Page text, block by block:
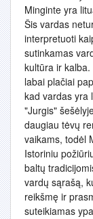
Minginte yra
Šis vardas
interpretuoti
sutinkamas
kultūra ir
labai plačiai
kad vardas yra
"Jurgis"
daugiau tėvų
vaikams, todėl
Istoriniu
baltų
vardų sąrašą,
reikšmę ir
suteikiamas